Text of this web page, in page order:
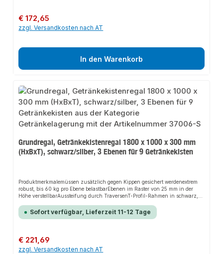
Regulärer Preis:
€ 172,65
zzgl. Versandkosten nach AT
In den Warenkorb
Grundregal, Getränkekistenregal 1800 x 1000 x 300 mm
(HxBxT), schwarz/silber, 3 Ebenen für 9 Getränkekisten
Produktmerkmalemüssen zusätzlich gegen Kippen gesichert werdenextrem
robust, bis 60 kg pro Ebene belastbarEbenen im Raster von 25 mm in der
Höhe verstellbarAussteifung durch TraversenT-Profil-Rahmen in schwarz,
Sofort verfügbar, Lieferzeit 11-12 Tage
Regulärer Preis:
€ 221,69
zzgl. Versandkosten nach AT